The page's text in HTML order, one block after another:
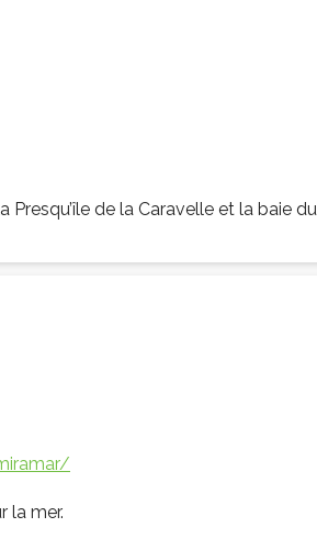
de la Caravelle et la baie du
la mer.